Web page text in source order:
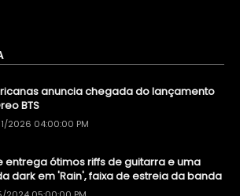
anuncia chegada do lançamento
BTS
2026 04:00:00 PM
entrega ótimos riffs de guitarra e uma
dark em 'Rain', faixa de estreia da banda